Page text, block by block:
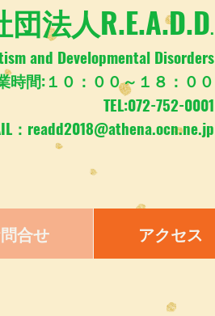
法人R.E.A.D.D.
and Developmental Disorders
時間:１０：００～１８：００
TEL:072-752-0001
： readd2018@athena.ocn.ne.jp
合せ アクセス